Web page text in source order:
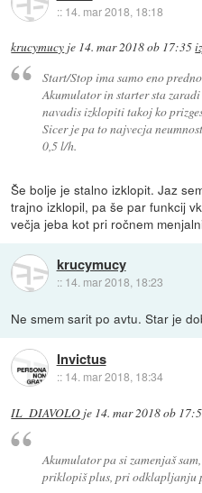
:: 14. mar 2018, 18:18
krucymucy je 14. mar 2018 ob 17:35
Start/Stop ima samo eno
Akumulator in starter sta
navadis izklopiti takoj ko
Sicer je pa to najvecja
0,5 l/h.
Še bolje je stalno izklopit. Jaz
trajno izklopil, pa še par funkcij
večja jeba kot pri ročnem
krucymucy
:: 14. mar 2018, 18:23
Ne smem sarit po avtu. Star je
Invictus
:: 14. mar 2018, 18:34
IL_DIAVOLO je 14. mar 2018 ob
Akumulator pa si zamenjaš
priklopiš plus, pri odklapljanju